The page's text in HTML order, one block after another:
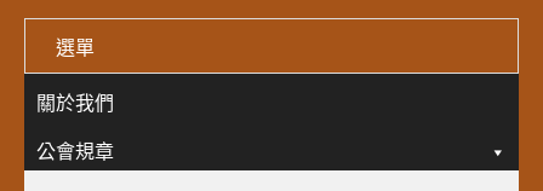
選單
關於我們
公會規章